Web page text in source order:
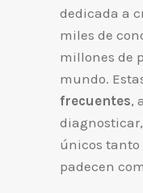
dedicada a
miles de
millones de
mundo.
frecuentes,
únicos tanto
padecen